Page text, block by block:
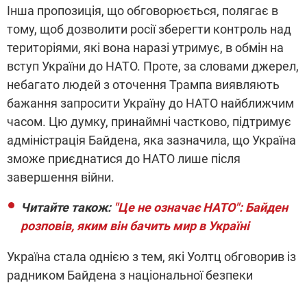
Інша пропозиція, що обговорюється, полягає в
тому, щоб дозволити росії зберегти контроль над
територіями, які вона наразі утримує, в обмін на
вступ України до НАТО. Проте, за словами джерел,
небагато людей з оточення Трампа виявляють
бажання запросити Україну до НАТО найближчим
часом. Цю думку, принаймні частково, підтримує
адміністрація Байдена, яка зазначила, що Україна
зможе приєднатися до НАТО лише після
завершення війни.
Читайте також: "Це не означає НАТО": Байден
розповів, яким він бачить мир в Україні
Україна стала однією з тем, які Уолтц обговорив із
радником Байдена з національної безпеки